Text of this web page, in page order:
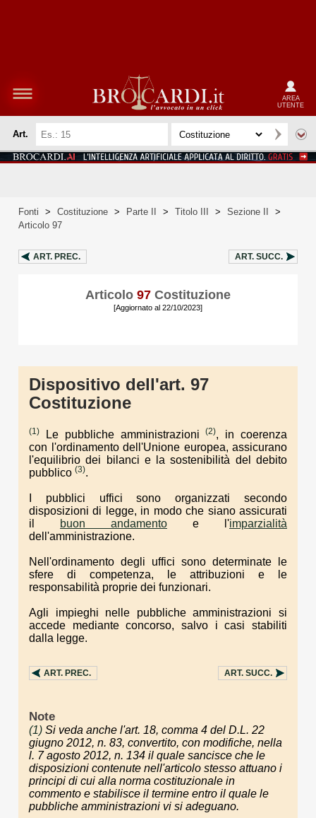
AREA
UTENTE
Art.
Fonti > Costituzione > Parte II > Titolo III > Sezione II
>
Articolo 97
ART. PREC. ART. SUCC.
Articolo 97 Costituzione
[Aggiornato al 22/10/2023]
Dispositivo dell'art. 97
Costituzione
(1) Le pubbliche amministrazioni(2), in coerenza
con l'ordinamento dell'Unione europea, assicurano
l'equilibrio dei bilanci e la sostenibilità del debito
pubblico (3).
I pubblici uffici sono organizzati secondo
disposizioni di legge, in modo che siano assicurati
il
buon andamento e l'imparzialità
dell'amministrazione.
Nell'ordinamento degli uffici sono determinate le
sfere di competenza, le attribuzioni e le
responsabilità proprie dei funzionari.
Agli impieghi nelle pubbliche amministrazioni si
accede mediante concorso, salvo i casi stabiliti
dalla legge.
ART. PREC. ART. SUCC.
Note
(1) Si veda anche l'art. 18, comma 4 del D.L. 22
giugno 2012, n. 83, convertito, con modifiche, nella
l. 7 agosto 2012, n. 134 il quale sancisce che le
disposizioni contenute nell'articolo stesso attuano i
principi di cui alla norma costituzionale in
commento e stabilisce il termine entro il quale le
pubbliche amministrazioni vi si adeguano.